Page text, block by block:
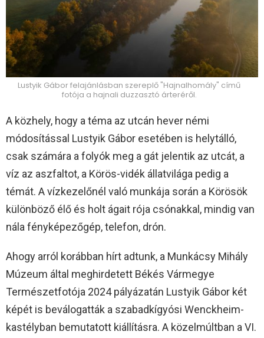
Lustyik Gábor felajánlásban szereplő "Hajnalhomály" című
fotója a hajnali duzzasztó árteréről.
A közhely, hogy a téma az utcán hever némi
módosítással Lustyik Gábor esetében is helytálló,
csak számára a folyók meg a gát jelentik az utcát, a
víz az aszfaltot, a Körös-vidék állatvilága pedig a
témát. A vízkezelőnél való munkája során a Körösök
különböző élő és holt ágait rója csónakkal, mindig van
nála fényképezőgép, telefon, drón.
Ahogy arról korábban hírt adtunk, a Munkácsy Mihály
Múzeum által meghirdetett Békés Vármegye
Természetfotója 2024 pályázatán Lustyik Gábor két
képét is beválogatták a szabadkígyósi Wenckheim-
kastélyban bemutatott kiállításra. A közelmúltban a VI.